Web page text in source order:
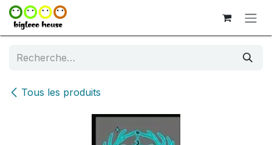
Se rendre au contenu
Tous les produits